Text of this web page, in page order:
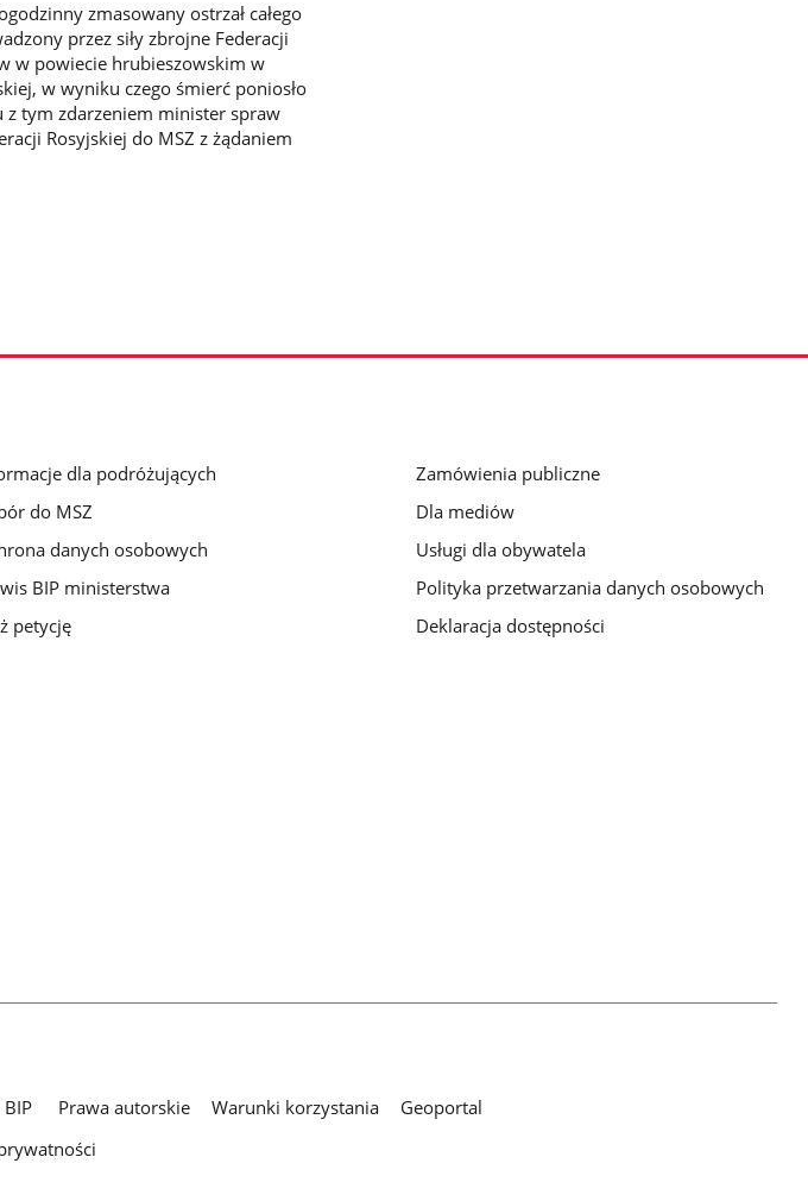
zmasowany ostrzał całego
przez siły zbrojne Federacji
w powiecie hrubieszowskim w
w wyniku czego śmierć poniosło
z tym zdarzeniem minister spraw
Rosyjskiej do MSZ z żądaniem
dla podróżujących
do MSZ
danych osobowych
BIP ministerstwa
petycję
Zamówienia publiczne
Dla mediów
Usługi dla obywatela
Polityka przetwarzania danych osobowych
Deklaracja dostępności
BIP Prawa autorskie Warunki korzystania
Geoportal